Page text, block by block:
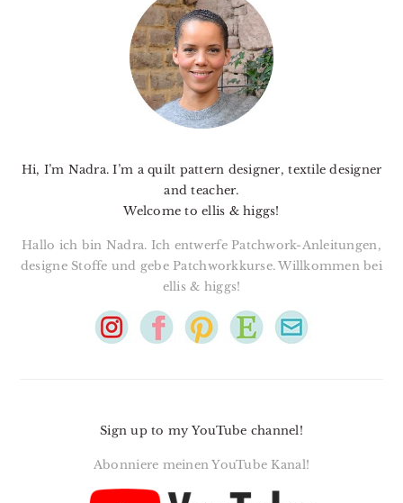
Hi, I’m Nadra. I’m a quilt pattern designer, textile designer
and teacher.
Welcome to ellis & higgs!
Hallo ich bin Nadra. Ich entwerfe Patchwork-Anleitungen,
designe Stoffe und gebe Patchworkkurse. Willkommen bei
ellis & higgs!
Sign up to my YouTube channel!
Abonniere meinen YouTube Kanal!